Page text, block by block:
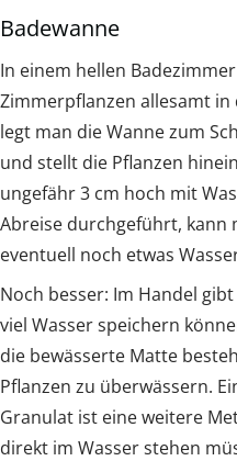
Badewanne
In einem hellen
Zimmerpflanzen allesamt in
legt man die Wanne zum
und stellt die Pflanzen
ungefähr 3 cm hoch mit
Abreise durchgeführt, kann
eventuell noch etwas
Noch besser: Im Handel
viel Wasser speichern
die bewässerte Matte
Pflanzen zu überwässern.
Granulat ist eine weitere
direkt im Wasser stehen